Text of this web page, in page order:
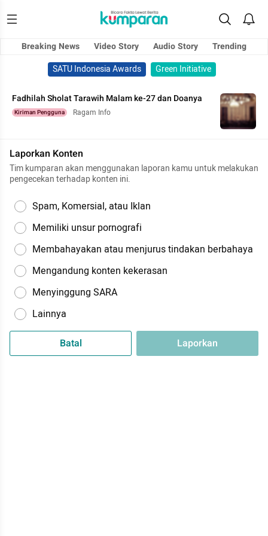
Breaking News Video Story Audio Story
Trending
SATU Indonesia Awards
Green Initiative
Fadhilah Sholat Tarawih Malam ke-27 dan Doanya
Kiriman Pengguna Ragam Info
Laporkan Konten
Tim kumparan akan menggunakan laporan kamu untuk melakukan
pengecekan terhadap konten ini.
Spam, Komersial, atau Iklan
Memiliki unsur pornografi
Membahayakan atau menjurus tindakan berbahaya
Mengandung konten kekerasan
Menyinggung SARA
Lainnya
Batal Laporkan